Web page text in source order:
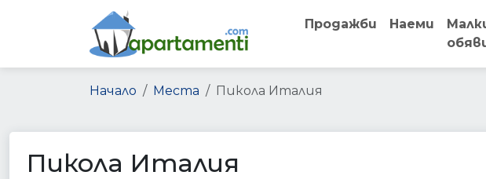
Продажби Наеми
Начало Места Пикола Италия
Пикола Италия